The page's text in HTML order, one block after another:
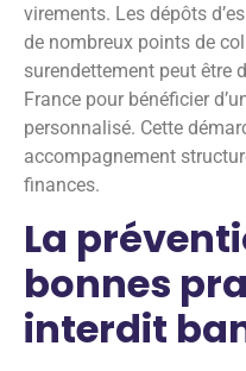
virements. Les dépôts
de nombreux points de
surendettement peut être
France pour bénéficier
personnalisé. Cette
accompagnement
finances.
La
bonnes
interdit